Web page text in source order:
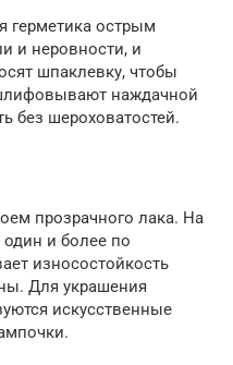
герметика острым
и неровности, и
шпаклевку, чтобы
наждачной
без шероховатостей.
прозрачного лака. На
и более по
износостойкость
Для украшения
искусственные